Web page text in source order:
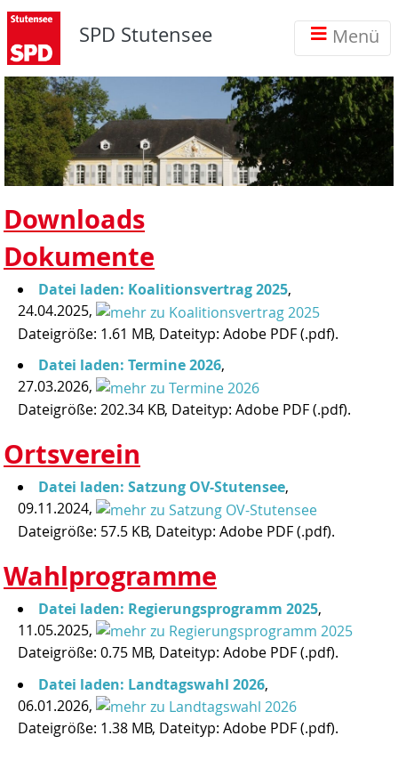
SPD Stutensee Menü
Downloads
Dokumente
Datei laden: Koalitionsvertrag 2025,
24.04.2025,
Dateigröße: 1.61 MB, Dateityp: Adobe PDF (.pdf).
Datei laden: Termine 2026,
27.03.2026,
Dateigröße: 202.34 KB, Dateityp: Adobe PDF (.pdf).
Ortsverein
Datei laden: Satzung OV-Stutensee,
09.11.2024,
Dateigröße: 57.5 KB, Dateityp: Adobe PDF (.pdf).
Wahlprogramme
Datei laden: Regierungsprogramm 2025,
11.05.2025,
Dateigröße: 0.75 MB, Dateityp: Adobe PDF (.pdf).
Datei laden: Landtagswahl 2026,
06.01.2026,
Dateigröße: 1.38 MB, Dateityp: Adobe PDF (.pdf).